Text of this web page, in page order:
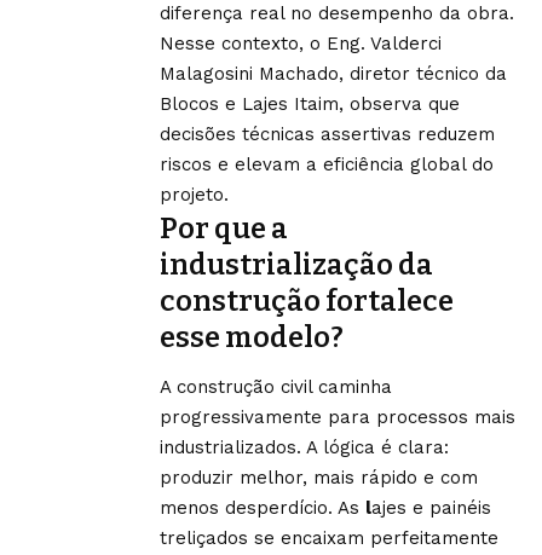
diferença real no desempenho da obra.
Nesse contexto, o Eng. Valderci
Malagosini Machado, diretor técnico da
Blocos e Lajes Itaim, observa que
decisões técnicas assertivas reduzem
riscos e elevam a eficiência global do
projeto.
Por que a
industrialização da
construção fortalece
esse modelo?
A construção civil caminha
progressivamente para processos mais
industrializados. A lógica é clara:
produzir melhor, mais rápido e com
menos desperdício. As lajes e painéis
treliçados se encaixam perfeitamente